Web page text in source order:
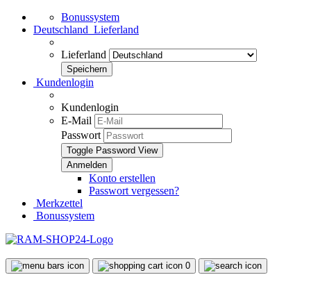
Bonussystem
Deutschland Lieferland
Lieferland
Kundenlogin
Kundenlogin
E-Mail
Passwort
Toggle Password View
Konto erstellen
Passwort vergessen?
Merkzettel
Bonussystem
0